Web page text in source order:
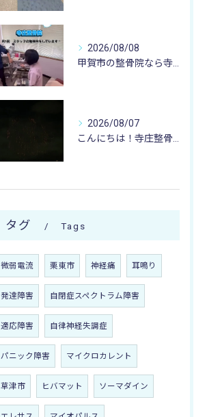
2026/08/08
2026/08/07
タグ Tags
微弱電流 栗東市 神経痛 耳鳴り
発達障害 自閉症スペクトラム障害
適応障害 自律神経失調症
パニック障害 マイクロカレント
草津市 ヒバマット ソーマダイン